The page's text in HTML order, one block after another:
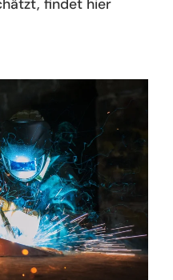
findet hier